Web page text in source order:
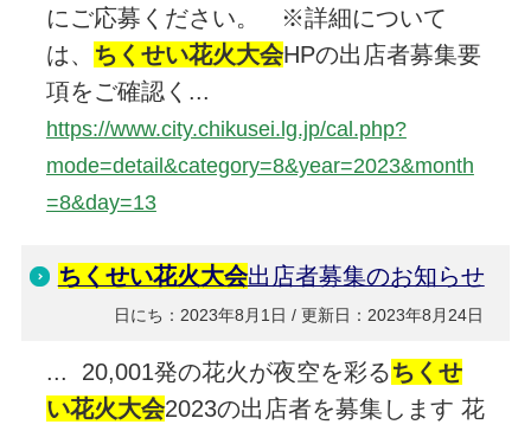
にご応募ください。 ※詳細について
は、 ちくせい花火大会HPの出店者募集要
項をご確認く...
https://www.city.chikusei.lg.jp/cal.php?
mode=detail&category=8&year=2023&month
=8&day=13
ちくせい花火大会出店者募集のお知らせ
日にち：2023年8月1日 / 更新日：2023年8月24日
... 20,001発の花火が夜空を彩るちくせ
い花火大会2023の出店者を募集します 花